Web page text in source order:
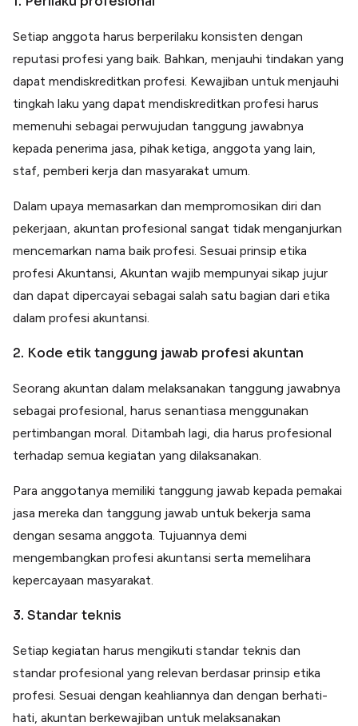
Setiap anggota harus berperilaku konsisten dengan
reputasi profesi yang baik. Bahkan, menjauhi tindakan yang
dapat mendiskreditkan profesi. Kewajiban untuk menjauhi
tingkah laku yang dapat mendiskreditkan profesi harus
memenuhi sebagai perwujudan tanggung jawabnya
kepada penerima jasa, pihak ketiga, anggota yang lain,
staf, pemberi kerja dan masyarakat umum.
Dalam upaya memasarkan dan mempromosikan diri dan
pekerjaan, akuntan profesional sangat tidak menganjurkan
mencemarkan nama baik profesi. Sesuai prinsip etika
profesi Akuntansi, Akuntan wajib mempunyai sikap jujur
dan dapat dipercayai sebagai salah satu bagian dari etika
dalam profesi akuntansi.
2. Kode etik tanggung jawab profesi akuntan
Seorang akuntan dalam melaksanakan tanggung jawabnya
sebagai profesional, harus senantiasa menggunakan
pertimbangan moral. Ditambah lagi, dia harus profesional
terhadap semua kegiatan yang dilaksanakan.
Para anggotanya memiliki tanggung jawab kepada pemakai
jasa mereka dan tanggung jawab untuk bekerja sama
dengan sesama anggota. Tujuannya demi
mengembangkan profesi akuntansi serta memelihara
kepercayaan masyarakat.
3. Standar teknis
Setiap kegiatan harus mengikuti standar teknis dan
standar profesional yang relevan berdasar prinsip etika
profesi. Sesuai dengan keahliannya dan dengan berhati-
hati, akuntan berkewajiban untuk melaksanakan